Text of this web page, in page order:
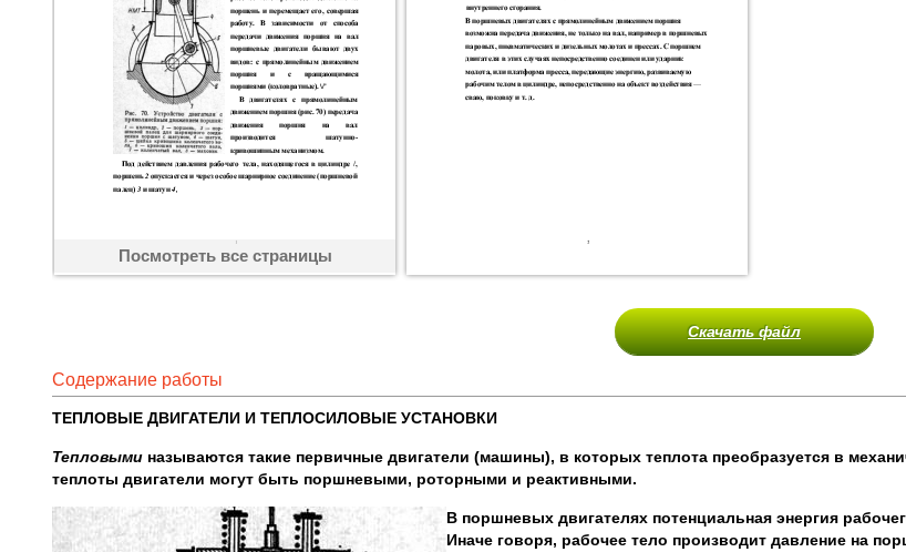
Посмотреть все страницы
Скачать файл
Содержание работы
ТЕПЛОВЫЕ ДВИГАТЕЛИ И ТЕПЛОСИЛОВЫЕ УСТАНОВКИ
Тепловыми называются такие первичные двигатели (машины), в которых теплота преобразуется в
теплоты двигатели могут быть поршневыми, роторными и реактивными.
В поршневых двигателях потенциальная энергия
Иначе говоря, рабочее тело производит давление на